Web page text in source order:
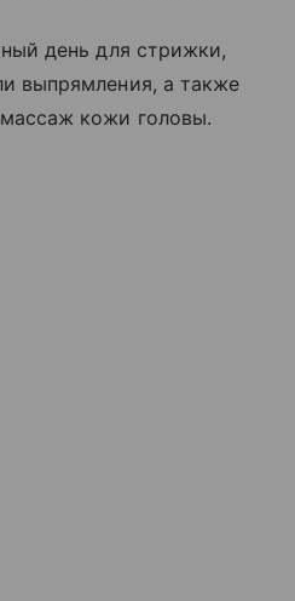
день для стрижки,
выпрямления, а также
кожи головы.